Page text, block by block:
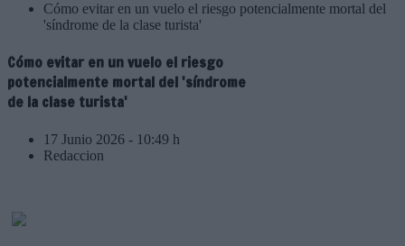
Cómo evitar en un vuelo el riesgo potencialmente mortal del
'síndrome de la clase turista'
Cómo evitar en un vuelo el riesgo
potencialmente mortal del 'síndrome
de la clase turista'
17 Junio 2026 - 10:49 h
Redaccion